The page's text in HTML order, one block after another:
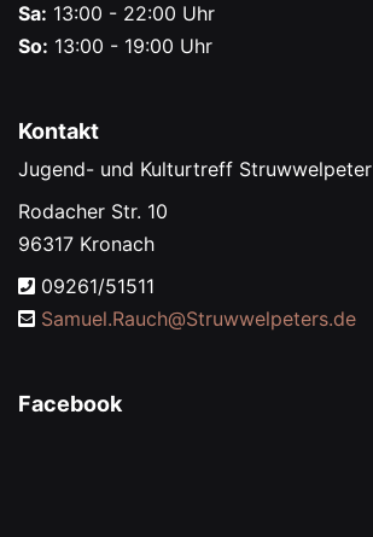
Sa: 13:00 - 22:00 Uhr
So: 13:00 - 19:00 Uhr
Kontakt
Jugend- und Kulturtreff Struwwelpeter
Rodacher Str. 10
96317 Kronach
09261/51511
Samuel.Rauch@Struwwelpeters.de
Facebook